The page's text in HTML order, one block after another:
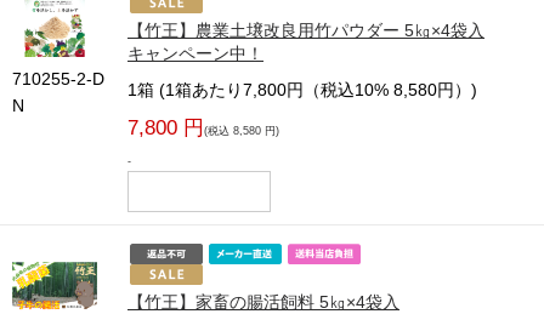
710255-2-D
N
【竹王】農業土壌改良用竹パウダー 5㎏×4袋入
キャンペーン中！
1箱 (1箱あたり7,800円（税込10% 8,580円）)
7,800 円 (税込 8,580 円)
-
【竹王】家畜の腸活飼料 5㎏×4袋入